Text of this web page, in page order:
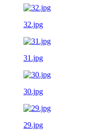
32.jpg
31.jpg
30.jpg
29.jpg